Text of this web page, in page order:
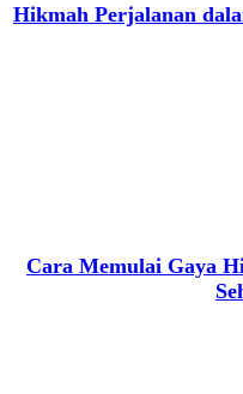
Hikmah Perjalanan
Cara Memulai Gaya